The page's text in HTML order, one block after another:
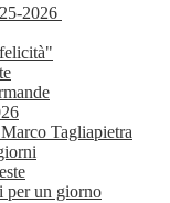
2026
Tagliapietra
per un giorno